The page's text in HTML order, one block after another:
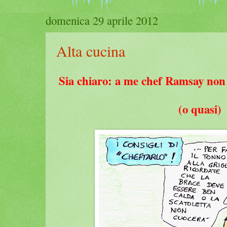
domenica 29 aprile 2012
Alta cucina
Sia chiaro: a me chef Ramsay
(o quasi)